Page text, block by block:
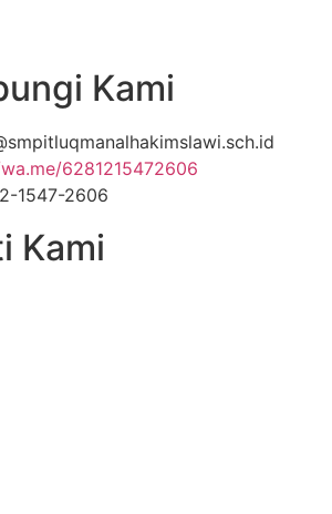
Kami
6281215472606
1547-2606
Kami